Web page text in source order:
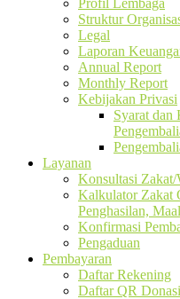
Profil Lembaga
Struktur
Legal
Laporan
Annual Report
Monthly Report
Kebijakan Privasi
Syarat dan
Layanan
Konsultasi Zakat/
Kalkulator Zakat
Penghasilan,
Konfirmasi
Pengaduan
Pembayaran
Daftar Rekening
Daftar QR Donasi